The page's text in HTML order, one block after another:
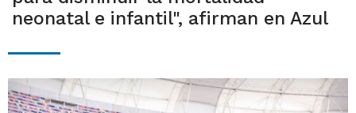
neonatal e infantil", afirman en Azul